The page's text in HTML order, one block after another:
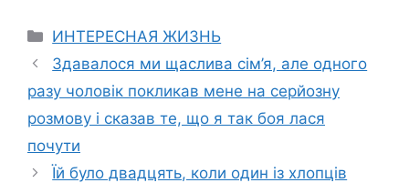
Categories
ИНТЕРЕСНАЯ ЖИЗНЬ
Здавалося ми щаслива сім’я, але одного
разу чоловік покликав мене на серйозну
розмову і сказав те, що я так боя лася
почути
Їй було двадцять, коли один із хлопців